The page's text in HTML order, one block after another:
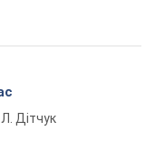
Дітчук